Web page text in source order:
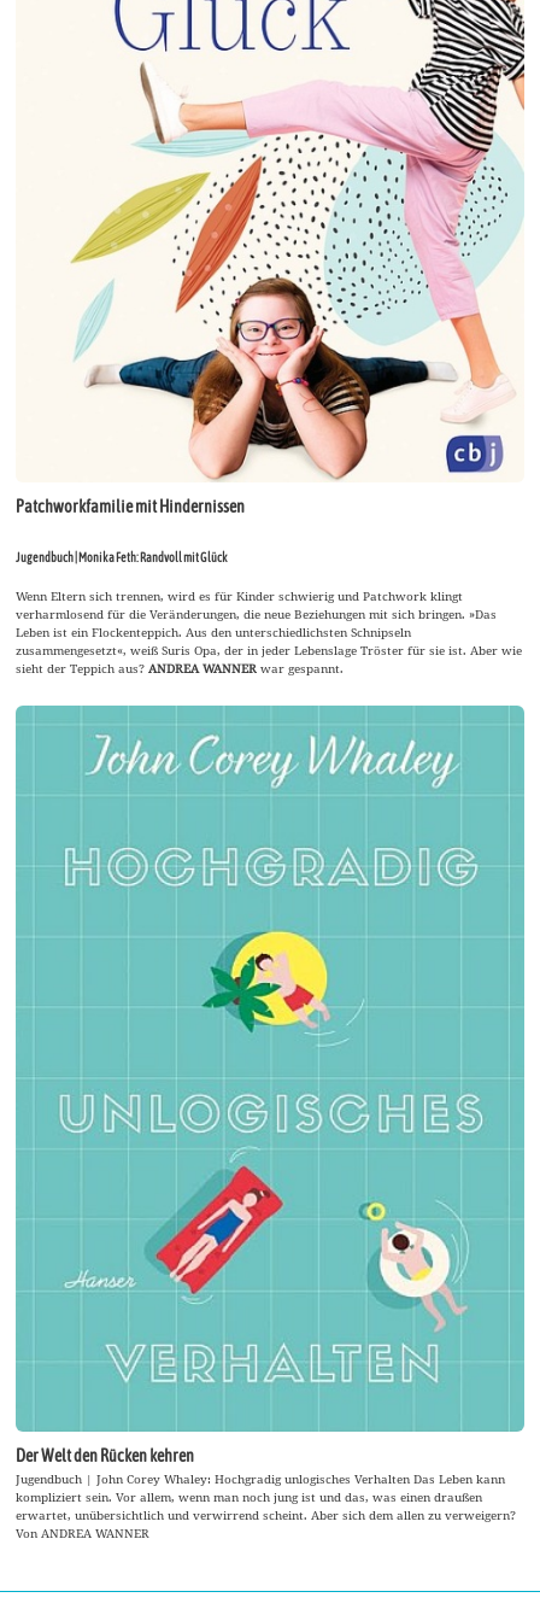
Patchworkfamilie mit Hindernissen
Jugendbuch | Monika Feth: Randvoll mit Glück
Wenn Eltern sich trennen, wird es für Kinder schwierig und Patchwork klingt
verharmlosend für die Veränderungen, die neue Beziehungen mit sich bringen. »Das
Leben ist ein Flockenteppich. Aus den unterschiedlichsten Schnipseln
zusammengesetzt«, weiß Suris Opa, der in jeder Lebenslage Tröster für sie ist. Aber wie
sieht der Teppich aus?ANDREA WANNERwar gespannt.
Der Welt den Rücken kehren
Jugendbuch | John Corey Whaley: Hochgradig unlogisches Verhalten Das Leben kann
kompliziert sein. Vor allem, wenn man noch jung ist und das, was einen draußen
erwartet, unübersichtlich und verwirrend scheint. Aber sich dem allen zu verweigern?
Von ANDREA WANNER